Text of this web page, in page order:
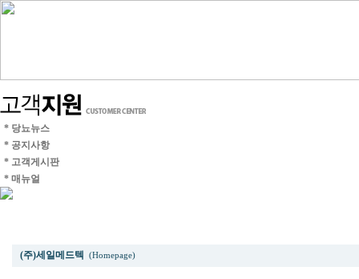
* 당뇨뉴스
* 공지사항
* 고객게시판
* 매뉴얼
(주)세일메드텍 (Homepage)